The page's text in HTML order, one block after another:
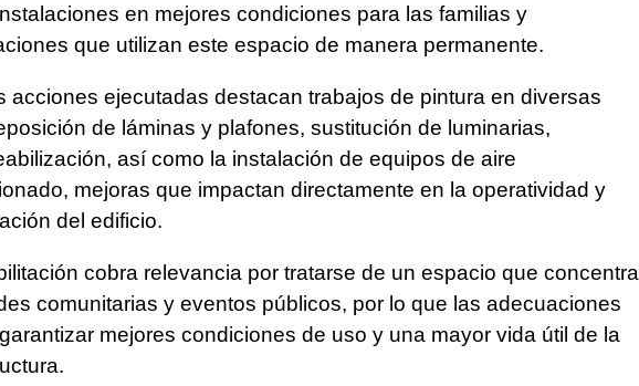
en mejores condiciones para las familias y
que utilizan este espacio de manera permanente.
acciones ejecutadas destacan trabajos de pintura en diversas
de láminas y plafones, sustitución de luminarias,
así como la instalación de equipos de aire
mejoras que impactan directamente en la operatividad y
del edificio.
cobra relevancia por tratarse de un espacio que concentra
comunitarias y eventos públicos, por lo que las adecuaciones
mejores condiciones de uso y una mayor vida útil de la